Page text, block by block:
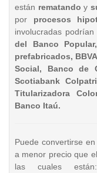
están rematando y
por procesos
involucradas podrían
del Banco
prefabricados,
Social, Banco de
Scotiabank
Titularizadora
Banco Itaú.
Puede convertirse en
a menor precio que
las cuales